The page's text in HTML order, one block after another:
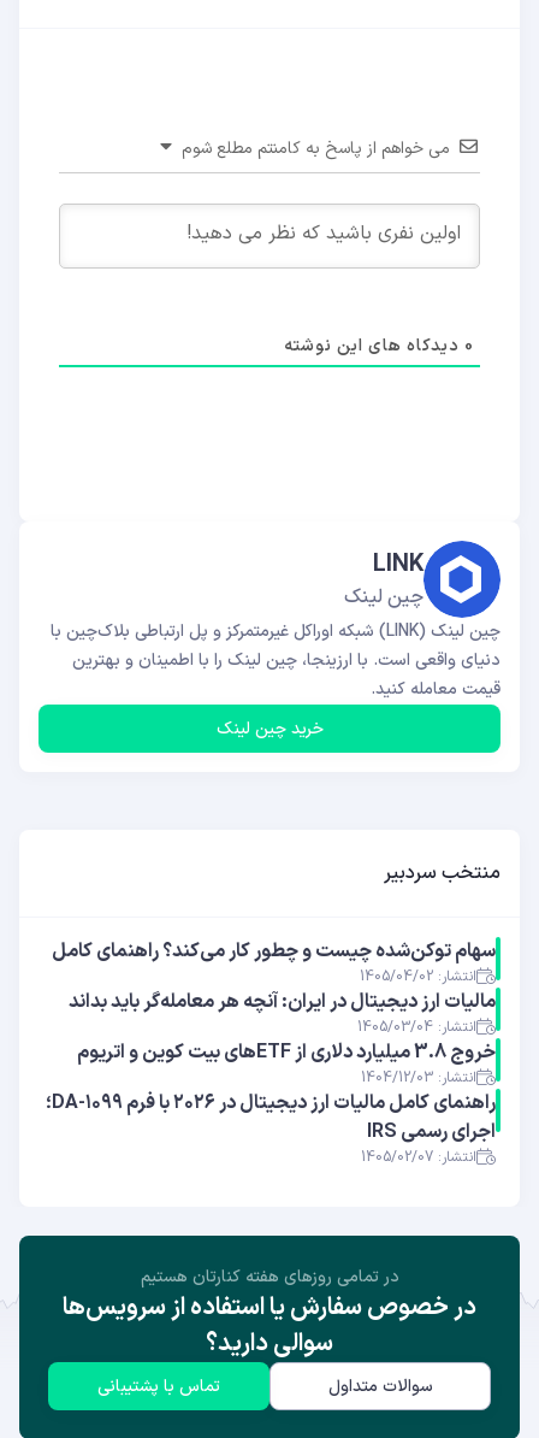
می خواهم از پاسخ به کامنتم مطلع شوم
0 دیدکاه های این نوشته
LINK
چین لینک
چین لینک (LINK) شبکه اوراکل غیرمتمرکز و پل ارتباطی بلاک‌چین با
دنیای واقعی است. با ارزینجا، چین لینک را با اطمینان و بهترین
قیمت معامله کنید.
خرید چین لینک
منتخب سردبیر
سهام توکن‌شده چیست و چطور کار می‌کند؟ راهنمای کامل
انتشار: 1405/04/02
مالیات ارز دیجیتال در ایران: آنچه هر معامله‌گر باید بداند
انتشار: 1405/03/04
خروج 3.8 میلیارد دلاری از ETFهای بیت ‌کوین و اتریوم
انتشار: 1404/12/03
راهنمای کامل مالیات ارز دیجیتال در ۲۰۲۶ با فرم ۱۰۹۹-DA؛
اجرای رسمی IRS
انتشار: 1405/02/07
در تمامی روز‌های هفته کنارتان هستیم
در خصوص سفارش یا استفاده از سرویس‌ها
سوالی دارید؟
سوالات متداول تماس با پشتیبانی